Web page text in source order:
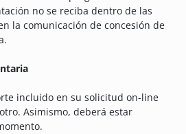
no se reciba dentro de las
la comunicación de concesión de
incluido en su solicitud on-line
Asimismo, deberá estar